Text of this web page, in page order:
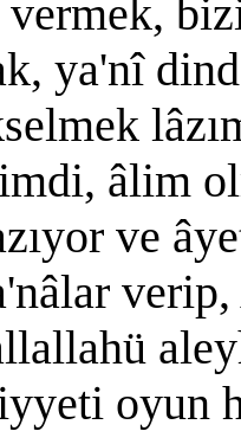
vermek,
ya'nî
âlim
ve
oyun